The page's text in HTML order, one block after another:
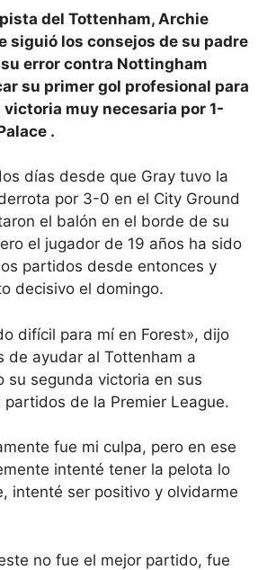
del Tottenham, Archie
siguió los consejos de su padre
error contra Nottingham
su primer gol profesional para
victoria muy necesaria por 1-
.
días desde que Gray tuvo la
por 3-0 en el City Ground
el balón en el borde de su
el jugador de 19 años ha sido
partidos desde entonces y
decisivo el domingo.
difícil para mí en Forest», dijo
de ayudar al Tottenham a
su segunda victoria en sus
partidos de la Premier League.
fue mi culpa, pero en ese
intenté tener la pelota lo
intenté ser positivo y olvidarme
no fue el mejor partido, fue